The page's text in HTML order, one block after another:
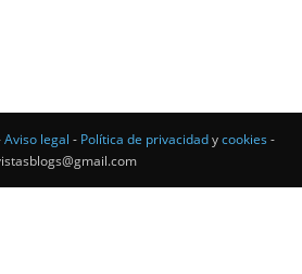
Aviso legal - Política de privacidadycookies -